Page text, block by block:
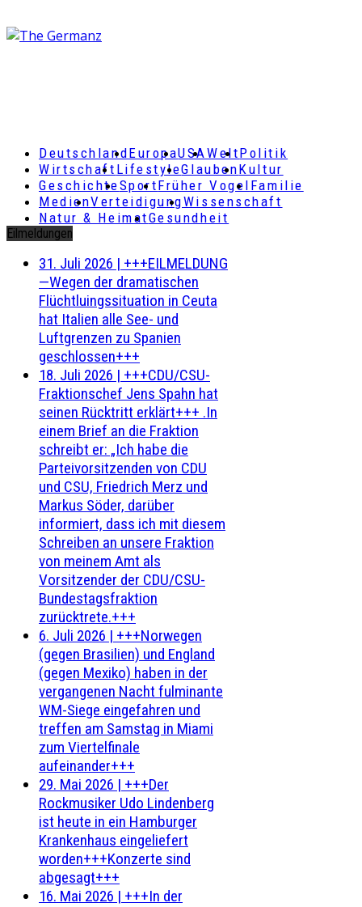
DeutschlandEuropaUSAWeltPolitik
Wirtschaft LifestyleGlaubenKultur
GeschichteSportFrüher Vogel Familie
MedienVerteidigungWissenschaft
Natur & HeimatGesundheit
Eilmeldungen
31. Juli 2026 | +++EILMELDUNG
—Wegen der dramatischen
Flüchtluingssituation in Ceuta
hat Italien alle See- und
Luftgrenzen zu Spanien
geschlossen+++
18. Juli 2026 | +++CDU/CSU-
Fraktionschef Jens Spahn hat
seinen Rücktritt erklärt+++ .In
einem Brief an die Fraktion
schreibt er: „Ich habe die
Parteivorsitzenden von CDU
und CSU, Friedrich Merz und
Markus Söder, darüber
informiert, dass ich mit diesem
Schreiben an unsere Fraktion
von meinem Amt als
Vorsitzender der CDU/CSU-
Bundestagsfraktion
zurücktrete.+++
6. Juli 2026 | +++Norwegen
(gegen Brasilien) und England
(gegen Mexiko) haben in der
vergangenen Nacht fulminante
WM-Siege eingefahren und
treffen am Samstag in Miami
zum Viertelfinale
aufeinander+++
29. Mai 2026 | +++Der
Rockmusiker Udo Lindenberg
ist heute in ein Hamburger
Krankenhaus eingeliefert
worden+++Konzerte sind
abgesagt+++
16. Mai 2026 | +++In der